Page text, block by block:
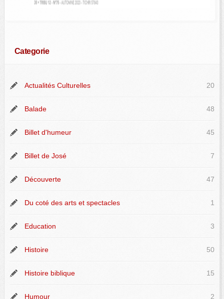
Categorie
Actualités Culturelles 20
Balade 48
Billet d'humeur 45
Billet de José 7
Découverte 47
Du coté des arts et spectacles 1
Education 3
Histoire 50
Histoire biblique 15
Humour 2